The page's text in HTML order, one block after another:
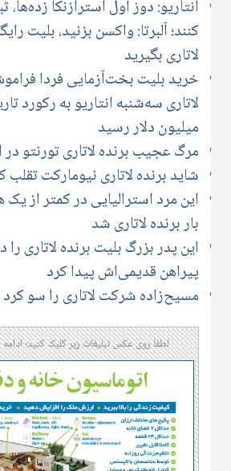
انتاریو: دوز اول آسترازنکا زده‌ها،
کنند؛ آلبرتا: واکسن بزنید، بلیت
لاتاری بگیرید
خرید بلیت بخت‌آزمایی فردا
میلیون دلار رسید
مرگ عجیب برنده لاتاری تورنتو در
شاید برنده لاتاری نیومارکت تقلب
این مرد استرالیایی در کمتر از
بار برنده لاتاری شد
این پدر بزرگ بلیت برنده لاتاری را
پیراهن قدیمی‌اش پیدا کرد
مسیح‌زاده شرکت لاتاری را سو کرد
لطفا روی عکس تبلیغات زیر کلیک کنید؛